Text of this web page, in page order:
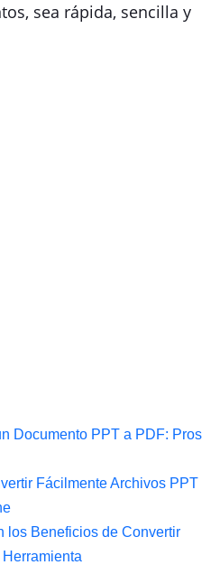
sea rápida, sencilla y
Documento PPT a PDF: Pros
Fácilmente Archivos PPT
los Beneficios de Convertir